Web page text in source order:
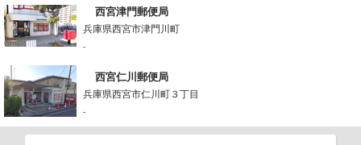
西宮津門郵便局
兵庫県西宮市津門川町
-
西宮仁川郵便局
兵庫県西宮市仁川町３丁目
-